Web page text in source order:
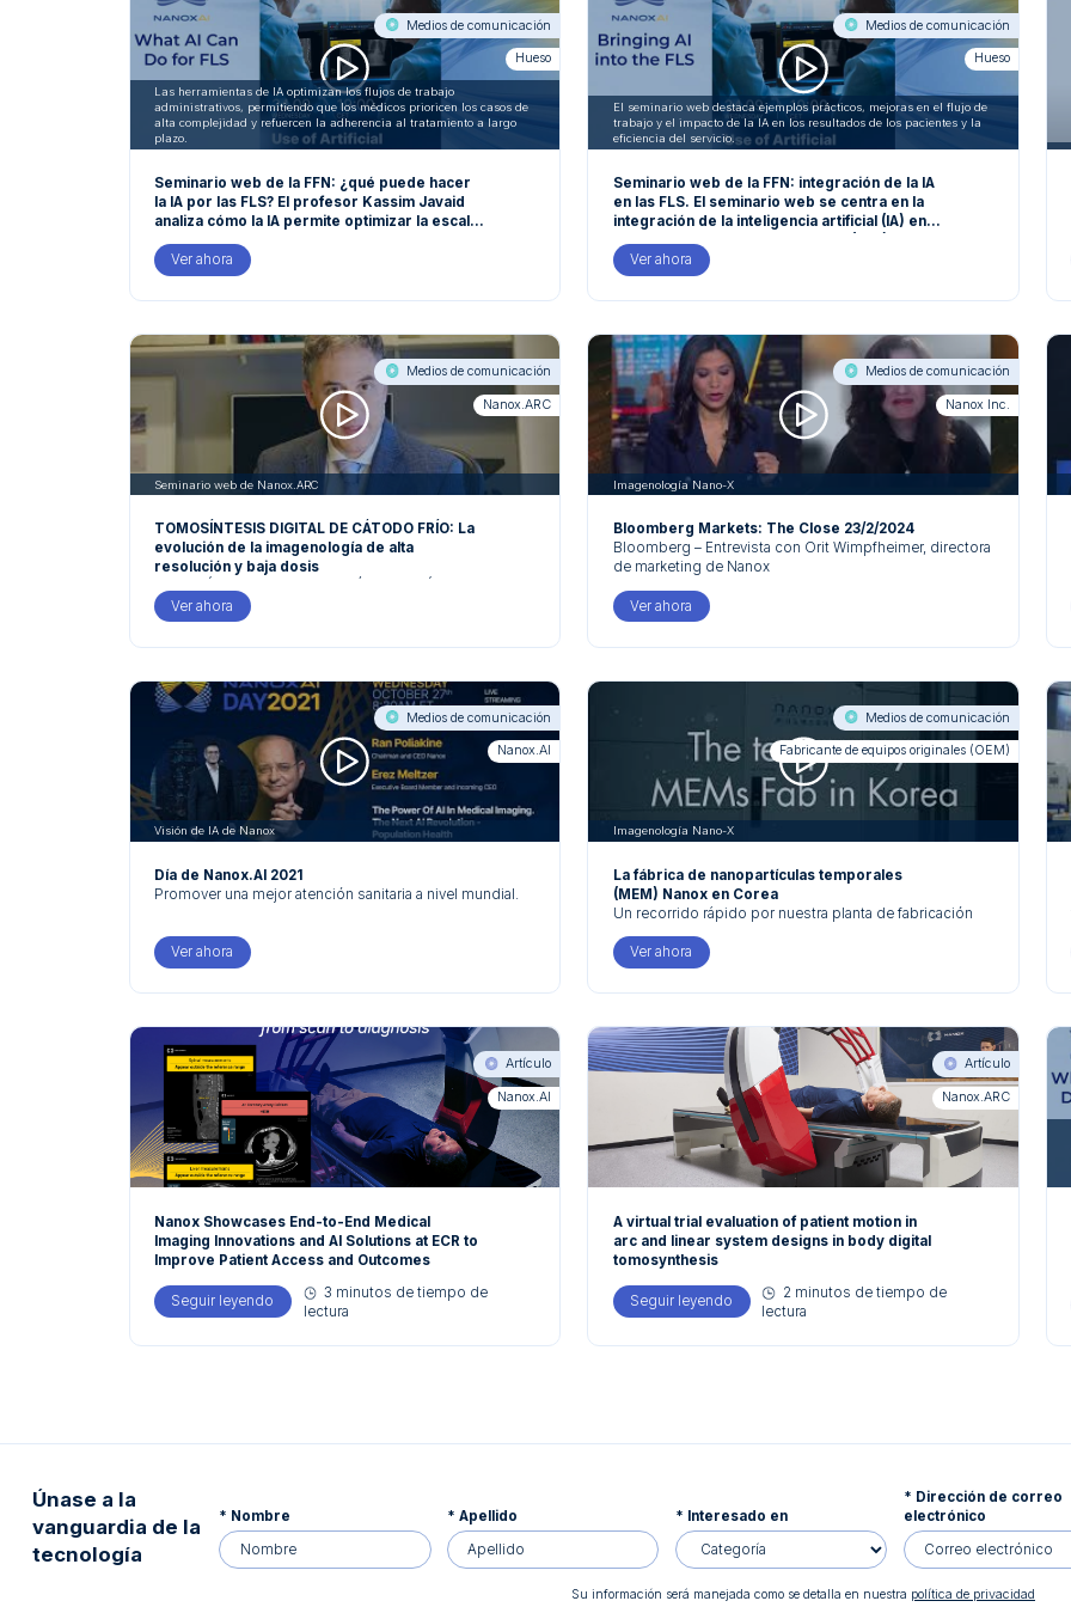
Medios de comunicación
Hueso
Las herramientas de IA optimizan los flujos de trabajo
administrativos, permitiendo que los médicos prioricen los casos de
alta complejidad y refuercen la adherencia al tratamiento a largo
plazo.
Seminario web de la FFN: ¿qué puede hacer
la IA por las FLS? El profesor Kassim Javaid
analiza cómo la IA permite optimizar la escala
de las Unidades de Enlace de Fracturas
(FLS), mediante la automatización de la
detección de fracturas y la síntesis de datos
clínicos.
Ver ahora
Medios de comunicación
Hueso
El seminario web destaca ejemplos prácticos, mejoras en el flujo de
trabajo y el impacto de la IA en los resultados de los pacientes y la
eficiencia del servicio.
Seminario web de la FFN: integración de la IA
en las FLS. El seminario web se centra en la
integración de la inteligencia artificial (IA) en
la Unidad de Enlace de Fracturas (FLS) en
Oxford.
Ver ahora
Medios de comunicación
Nanox.ARC
Seminario web de Nanox.ARC
TOMOSÍNTESIS DIGITAL DE CÁTODO FRÍO: La
evolución de la imagenología de alta
resolución y baja dosis
evolución de la imagenología de alta resolución y baja
dosis.
Por Gregory Kicska, Doctor en medicina, Doctorado,
Universidad de Washington Administración de Salud
para Veteranos, Seattle
Ver ahora
Medios de comunicación
Nanox Inc.
Imagenología Nano-X
Bloomberg Markets: The Close 23/2/2024
Bloomberg – Entrevista con Orit Wimpfheimer, directora
de marketing de Nanox
Ver ahora
Medios de comunicación
Nanox.AI
Visión de IA de Nanox
Día de Nanox.AI 2021
Promover una mejor atención sanitaria a nivel mundial.
Ver ahora
Medios de comunicación
Fabricante de equipos originales (OEM)
Imagenología Nano-X
La fábrica de nanopartículas temporales
(MEM) Nanox en Corea
Un recorrido rápido por nuestra planta de fabricación
de sistemas microelectromecánicos MEM en Corea,
que produce los componentes microelectrónicos
Nanox que conforman nuestro tubo de rayos X digital.
Ver ahora
Artículo
Nanox.AI
Nanox Showcases End-to-End Medical
Imaging Innovations and AI Solutions at ECR to
Improve Patient Access and Outcomes
Seguir leyendo about Nanox Showcases End-to-End Medical Imaging Innovations and AI Solutions at ECR to Improve Patient
3 minutos de tiempo de
lectura
Artículo
Nanox.ARC
A virtual trial evaluation of patient motion in
arc and linear system designs in body digital
tomosynthesis
Seguir leyendo about A virtual trial evaluation of patient motion
2 minutos de tiempo de
lectura
Únase a la
vanguardia de la
tecnología
* Nombre * Apellido * Interesado en
* Dirección de correo
electrónico
Su información será manejada como se detalla en nuestra política de privacidad